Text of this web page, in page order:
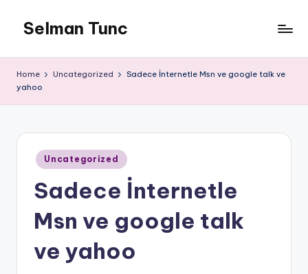
Selman Tunc
Home Uncategorized
Sadece İnternetle Msn ve google talk ve
yahoo
Posted
in
Uncategorized
Sadece İnternetle
Msn ve google talk
ve yahoo